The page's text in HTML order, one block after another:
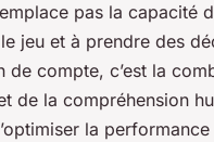
pas la capacité
jeu et à prendre des
de compte, c’est la
de la compréhension
la